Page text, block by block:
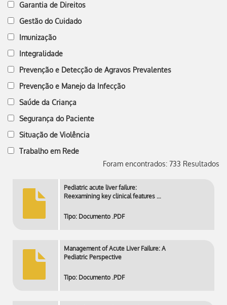
Garantia de Direitos
Gestão do Cuidado
Imunização
Integralidade
Prevenção e Detecção de Agravos Prevalentes
Prevenção e Manejo da Infecção
Saúde da Criança
Segurança do Paciente
Situação de Violência
Trabalho em Rede
Foram encontrados: 733 Resultados
Pediatric acute liver failure:
Reexamining key clinical features …
Tipo: Documento .PDF
Management of Acute Liver Failure: A
Pediatric Perspective
Tipo: Documento .PDF